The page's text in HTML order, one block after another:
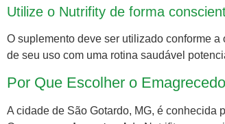
Utilize o Nutrifity de forma
O suplemento deve ser utilizado conforme
de seu uso com uma rotina saudável
Por Que Escolher o
A cidade de São Gotardo, MG, é conhecida